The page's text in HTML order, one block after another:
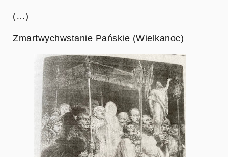
(…)
Zmartwychwstanie Pańskie (Wielkanoc)